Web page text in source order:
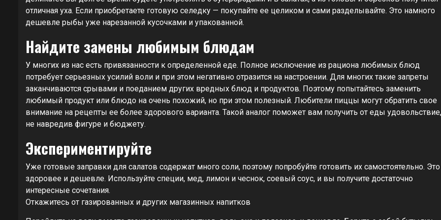
отличная уха. Если приобретаете готовую селедку — покупайте ее целиком и сами разделывайте. Это намного
дешевле рыбы уже нарезанной кусочками и упакованной.
Найдите замены любимым блюдам
У многих из нас есть привязанности к определенной еде. Полное исключение из рациона любимых блюд
потребует серьезных усилий воли и при этом негативно отразится на настроении. Для многих такие запреты
заканчиваются срывами и поеданием других вредных блюд и продуктов. Поэтому попытайтесь заменить
любимый продукт или блюдо на очень похожий, но при этом полезный. Любители пиццы могут обратить свое
внимание на рецепты ее более здорового варианта. Такой аналог поможет вам получить от еды удовольствие,
не навредив фигуре и бюджету.
Экспериментируйте
Уже готовые заправки для салатов содержат много соли, поэтому попробуйте готовить их самостоятельно. Это
здоровее и дешевле. Используйте специи, мед, лимон и чеснок, соевый соус, и вы получите достаточно
интересные сочетания.
Откажитесь от газированных и других магазинных напитков